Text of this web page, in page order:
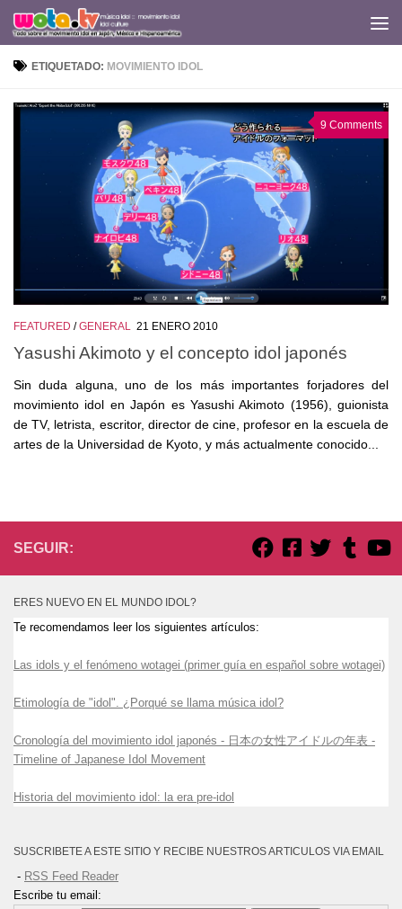
Saltar al contenido
ETIQUETADO: MOVIMIENTO IDOL
9 Comments
FEATURED /GENERAL 21 ENERO 2010
Yasushi Akimoto y el concepto idol japonés
Sin duda alguna, uno de los más importantes forjadores del
movimiento idol en Japón es Yasushi Akimoto (1956), guionista
de TV, letrista, escritor, director de cine, profesor en la escuela de
artes de la Universidad de Kyoto, y más actualmente conocido...
SEGUIR:
ERES NUEVO EN EL MUNDO IDOL?
Te recomendamos leer los siguientes artículos:
Las idols y el fenómeno wotagei (primer guía en español sobre wotagei)
Etimología de "idol". ¿Porqué se llama música idol?
Cronología del movimiento idol japonés - 日本の女性アイドルの年表 -
Timeline of Japanese Idol Movement
Historia del movimiento idol: la era pre-idol
SUSCRIBETE A ESTE SITIO Y RECIBE NUESTROS ARTICULOS VIA EMAIL
- RSS Feed Reader
Escribe tu email: